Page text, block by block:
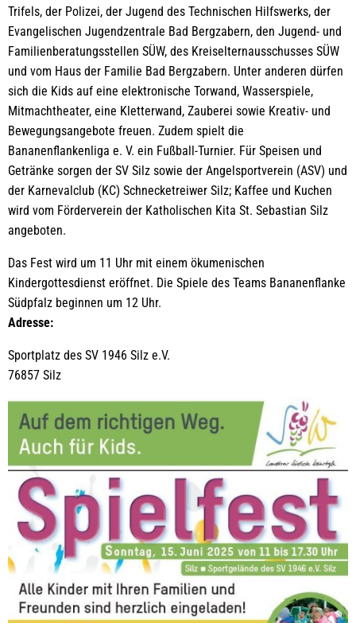
Trifels, der Polizei, der Jugend des Technischen Hilfswerks, der
Evangelischen Jugendzentrale Bad Bergzabern, den Jugend- und
Familienberatungsstellen SÜW, des Kreiselternausschusses SÜW
und vom Haus der Familie Bad Bergzabern. Unter anderen dürfen
sich die Kids auf eine elektronische Torwand, Wasserspiele,
Mitmachtheater, eine Kletterwand, Zauberei sowie Kreativ- und
Bewegungsangebote freuen. Zudem spielt die
Bananenflankenliga e. V. ein Fußball-Turnier. Für Speisen und
Getränke sorgen der SV Silz sowie der Angelsportverein (ASV) und
der Karnevalclub (KC) Schnecketreiwer Silz; Kaffee und Kuchen
wird vom Förderverein der Katholischen Kita St. Sebastian Silz
angeboten.
Das Fest wird um 11 Uhr mit einem ökumenischen
Kindergottesdienst eröffnet. Die Spiele des Teams Bananenflanke
Südpfalz beginnen um 12 Uhr.
Adresse:
Sportplatz des SV 1946 Silz e.V.
76857 Silz